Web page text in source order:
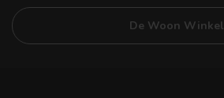
De Woon Winkel